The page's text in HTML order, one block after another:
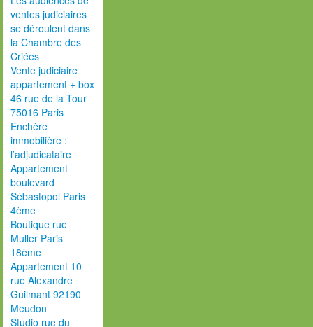
ventes judiciaires
se déroulent dans
la Chambre des
Criées
Vente judiciaire
appartement + box
46 rue de la Tour
75016 Paris
Enchère
immobilière :
l’adjudicataire
Appartement
boulevard
Sébastopol Paris
4ème
Boutique rue
Muller Paris
18ème
Appartement 10
rue Alexandre
Guilmant 92190
Meudon
Studio rue du